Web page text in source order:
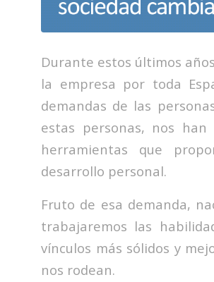
Durante estos últimos
la empresa por toda
demandas de las
estas personas, nos
herramientas que
desarrollo personal.
Fruto de esa demanda,
trabajaremos las
vínculos más sólidos y
nos rodean.